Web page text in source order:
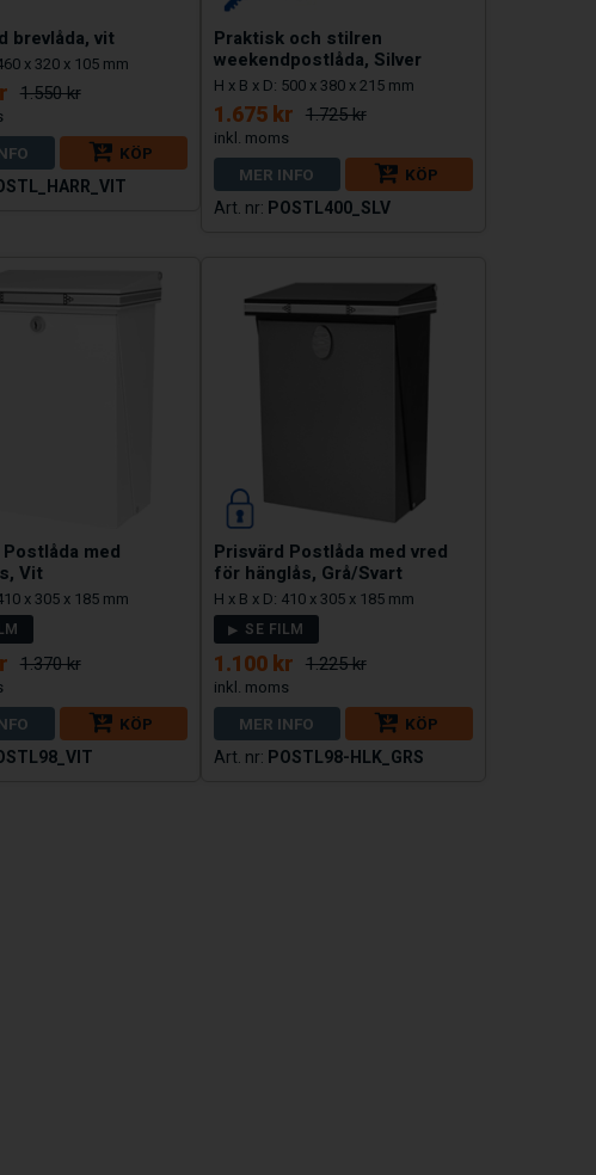
brevlåda, vit
x 320 x 105 mm
1.550 kr
KÖP
Praktisk och stilren
weekendpostlåda, Silver
H x B x D: 500 x 380 x 215 mm
1.675 kr 1.725 kr
MER INFO
KÖP
POSTL400_SLV
med
Vit
x 305 x 185 mm
1.370 kr
KÖP
Prisvärd Postlåda med vred
för hänglås, Grå/Svart
H x B x D: 410 x 305 x 185 mm
SE FILM
1.100 kr 1.225 kr
MER INFO
KÖP
POSTL98-HLK_GRS